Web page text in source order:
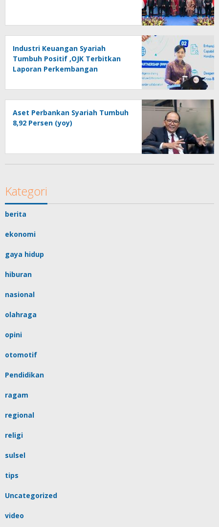
Industri Keuangan Syariah
Tumbuh Positif ,OJK Terbitkan
Laporan Perkembangan
Aset Perbankan Syariah Tumbuh
8,92 Persen (yoy)
Kategori
berita
ekonomi
gaya hidup
hiburan
nasional
olahraga
opini
otomotif
Pendidikan
ragam
regional
religi
sulsel
tips
Uncategorized
video